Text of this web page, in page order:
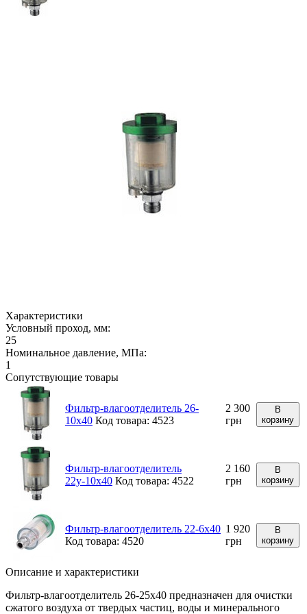
Характеристики
Условный проход, мм:
25
Номинальное давление, МПа:
1
Сопутствующие товары
Фильтр-влагоотделитель 26-
10х40 Код товара: 4523
2 300
грн
В
корзину
Фильтр-влагоотделитель
22у-10х40 Код товара: 4522
2 160
грн
В
корзину
Фильтр-влагоотделитель 22-6x40
Код товара: 4520
1 920
грн
В
корзину
Описание и характеристики
Фильтр-влагоотделитель 26-25х40 предназначен для очистки
сжатого воздуха от твердых частиц, воды и минерального